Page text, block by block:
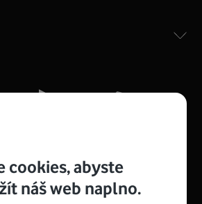
domácnost. Kompaktní rozměry 21
cookies, abyste
náš web naplno.